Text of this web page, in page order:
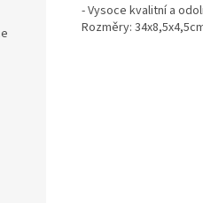
- Vysoce kvalitní a
Rozměry: